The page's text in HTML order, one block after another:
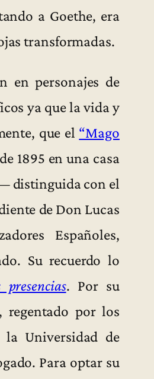
a Goethe, era
transformadas.
en personajes de
ya que la vida y
que el “Mago
1895 en una casa
distinguida con el
de Don Lucas
Españoles,
Su recuerdo lo
. Por su
regentado por los
Universidad de
Para optar su